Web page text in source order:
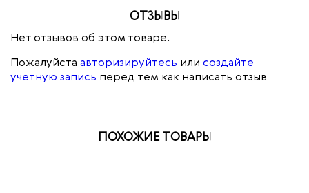
ОТЗЫВЫ
Нет отзывов об этом товаре.
Пожалуйста авторизируйтесь или создайте
учетную запись перед тем как написать отзыв
ПОХОЖИЕ ТОВАРЫ